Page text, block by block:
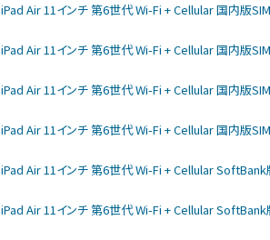
iPad Air 11インチ 第6世代 Wi-Fi + Cellular 国内版
iPad Air 11インチ 第6世代 Wi-Fi + Cellular 国内版
iPad Air 11インチ 第6世代 Wi-Fi + Cellular 国内版
iPad Air 11インチ 第6世代 Wi-Fi + Cellular 国内版
iPad Air 11インチ 第6世代 Wi-Fi + Cellular SoftBank
iPad Air 11インチ 第6世代 Wi-Fi + Cellular SoftBank